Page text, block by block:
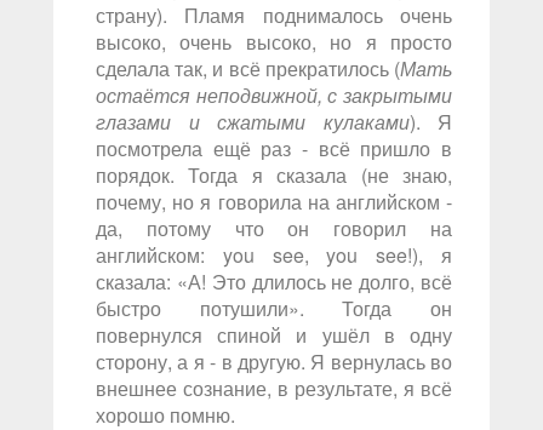
страну). Пламя поднималось очень
высоко, очень высоко, но я просто
сделала так, и всё прекратилось (Мать
остаётся неподвижной, с закрытыми
глазами и сжатыми кулаками). Я
посмотрела ещё раз - всё пришло в
порядок. Тогда я сказала (не знаю,
почему, но я говорила на английском -
да, потому что он говорил на
английском: you see, you see!), я
сказала: «А! Это длилось не долго, всё
быстро потушили». Тогда он
повернулся спиной и ушёл в одну
сторону, а я - в другую. Я вернулась во
внешнее сознание, в результате, я всё
хорошо помню.